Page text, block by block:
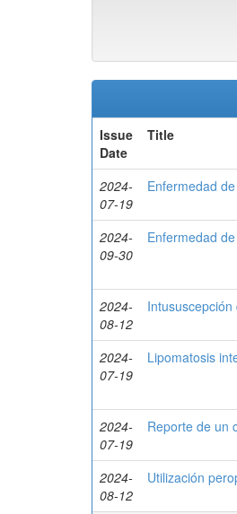
Issue
Date
Title
2024-
07-19
Enfermedad
2024-
09-30
Enfermedad
2024-
08-12
2024-
07-19
Lipomatosis
2024-
07-19
Reporte de un
2024-
08-12
Utilización